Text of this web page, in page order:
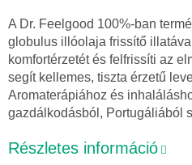
A Dr. Feelgood 100%-ban
globulus illóolaja frissítő
komfortérzetét és felfrissíti az
segít kellemes, tiszta érzetű
Aromaterápiához és
gazdálkodásból, Portugáliából
Részletes információ